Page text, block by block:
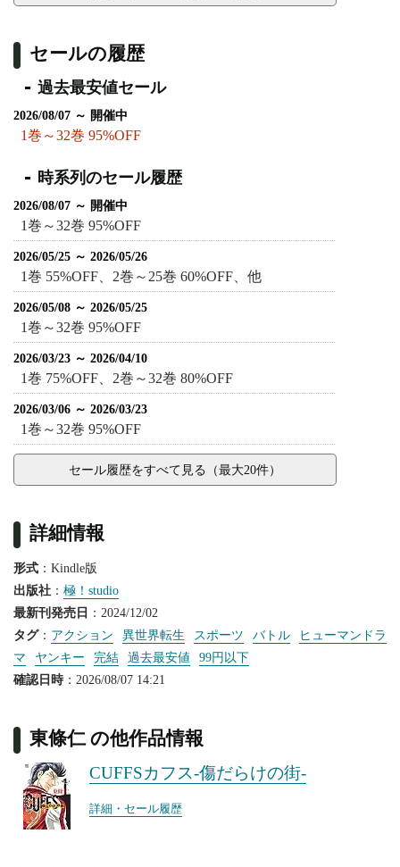
セールの履歴
過去最安値セール
2026/08/07 ～ 開催中
1巻～32巻 95%OFF
時系列のセール履歴
2026/08/07 ～ 開催中
1巻～32巻 95%OFF
2026/05/25 ～ 2026/05/26
1巻 55%OFF、2巻～25巻 60%OFF、他
2026/05/08 ～ 2026/05/25
1巻～32巻 95%OFF
2026/03/23 ～ 2026/04/10
1巻 75%OFF、2巻～32巻 80%OFF
2026/03/06 ～ 2026/03/23
1巻～32巻 95%OFF
セール履歴をすべて見る（最大20件）
詳細情報
形式 ：Kindle版
出版社 ： 極！studio
最新刊発売日 ：2024/12/02
タグ： アクション 異世界転生 スポーツ バトル
ヒューマンドラ
マ
ヤンキー 完結 過去最安値
99円以下
確認日時：2026/08/07 14:21
東條仁 の他作品情報
CUFFSカフス-傷だらけの街-
詳細・セール履歴